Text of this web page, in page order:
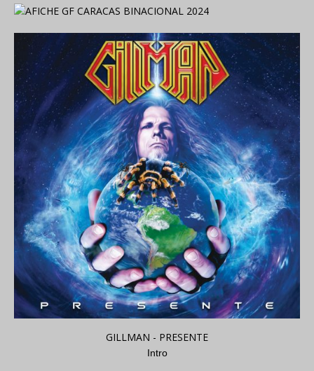
GILLMAN - PRESENTE
Intro